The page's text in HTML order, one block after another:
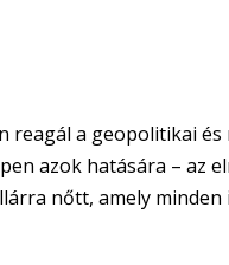
reagál a geopolitikai
azok hatására – az
nőtt, amely